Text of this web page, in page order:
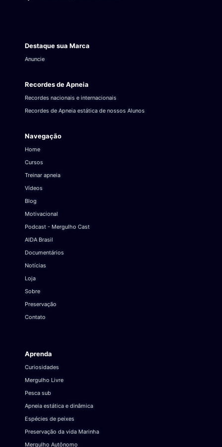
Destaque sua Marca
Anuncie
Recordes de Apneia
Recordes nacionais e internacionais
Recordes de Apneia estática de nossos Alunos
Navegação
Home
Cursos
Treinar apneia
Vídeos
Blog
Motivacional
Podcast - Mergulho Cast
AIDA Brasil
Documentários
Notícias
Loja
Sobre
Preservação
Contato
Aprenda
Curiosidades
Mergulho Livre
Pesca sub
Apneia estática e dinâmica
Espécies de peixes
Preservação da vida Marinha
Mergulho Autônomo